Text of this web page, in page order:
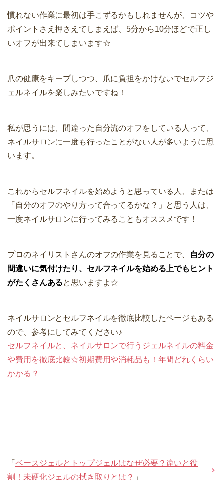
慣れない作業に最初は手こずるかもしれませんが、コツや
ポイントさえ押さえてしまえば、5分から10分ほどで正し
いオフが出来てしまいます☆
爪の健康をキープしつつ、爪に負担をかけないでセルフジ
ェルネイルを楽しみたいですね！
私が思うには、間違った自分流のオフをしている人って、
ネイルサロンに一度も行ったことがない人が多いように思
います。
これからセルフネイルを始めようと思っている人、または
「自分のオフのやり方って合ってるかな？」と思う人は、
一度ネイルサロンに行ってみることもオススメです！
プロのネイリストさんのオフの作業を見ることで、
自分の
間違いに気付けたり、セルフネイルを始める上でもヒント
がたくさんあると思いますよ☆
ネイルサロンとセルフネイルを徹底比較したページもある
ので、参考にしてみてください♪
セルフネイルと、ネイルサロンで行うジェルネイルの料金
や費用を徹底比較☆初期費用や消耗品も！年間どれくらい
かかる？
「 ベースジェルとトップジェルはなぜ必要？違いと役
割！未硬化ジェルの拭き取りとは？ 」